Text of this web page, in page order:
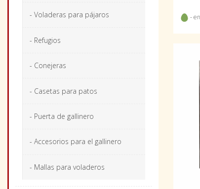
-
- Voladeras para pájaros
- Refugios
- Conejeras
- Casetas para patos
- Puerta de gallinero
- Accesorios para el gallinero
- Mallas para voladeros